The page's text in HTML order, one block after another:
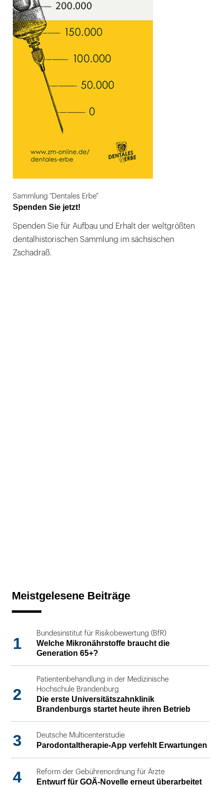
Sammlung "Dentales Erbe"
Spenden Sie jetzt!
Spenden Sie für Aufbau und Erhalt der weltgrößten
dentalhistorischen Sammlung im sächsischen
Zschadraß.
Meistgelesene Beiträge
1
Bundesinstitut für Risikobewertung (BfR)
Welche Mikronährstoffe braucht die
Generation 65+?
2
Patientenbehandlung in der Medizinische
Hochschule Brandenburg
Die erste Universitätszahnklinik
Brandenburgs startet heute ihren Betrieb
3 Deutsche Multicenterstudie
Parodontaltherapie-App verfehlt Erwartungen
4 Reform der Gebührenordnung für Ärzte
Entwurf für GOÄ-Novelle erneut überarbeitet